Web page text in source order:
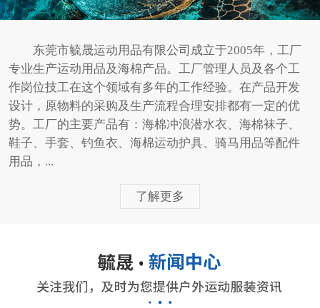
东莞市毓晟运动用品有限公司成立于2005年，工厂
专业生产运动用品及海棉产品。工厂管理人员及各个工
作岗位技工在这个领域有多年的工作经验。在产品开发
设计，原物料的采购及生产流程合理安排都有一定的优
势。工厂的主要产品有：海棉冲浪潜水衣、海棉袜子、
鞋子、手套、钓鱼衣、海棉运动护具、骑马用品等配件
用品，...
了解更多